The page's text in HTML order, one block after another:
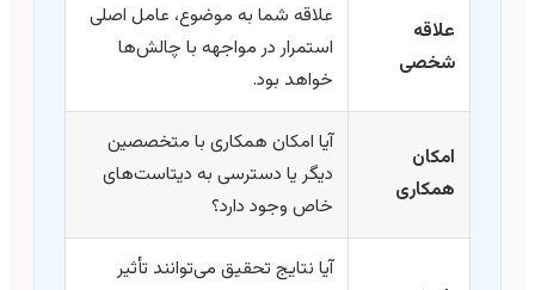
علاقه
شخصی
علاقه شما به موضوع، عامل اصلی
استمرار در مواجهه با چالش‌ها
خواهد بود.
امکان
همکاری
آیا امکان همکاری با متخصصین
دیگر یا دسترسی به دیتاست‌های
خاص وجود دارد؟
آیا نتایج تحقیق می‌توانند تأثیر